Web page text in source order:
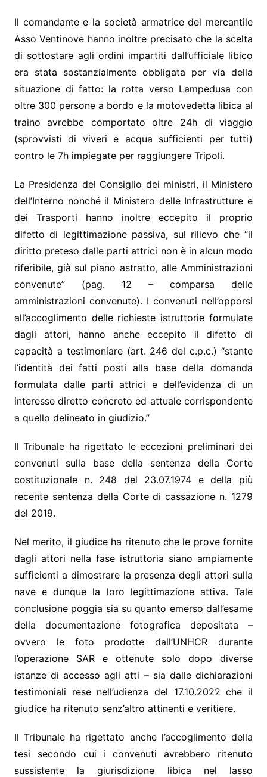
Il comandante e la società armatrice del mercantile
Asso Ventinove hanno inoltre precisato che la scelta
di sottostare agli ordini impartiti dall’ufficiale libico
era stata sostanzialmente obbligata per via della
situazione di fatto: la rotta verso Lampedusa con
oltre 300 persone a bordo e la motovedetta libica al
traino avrebbe comportato oltre 24h di viaggio
(sprovvisti di viveri e acqua sufficienti per tutti)
contro le 7h impiegate per raggiungere Tripoli.
La Presidenza del Consiglio dei ministri, il Ministero
dell’Interno nonché il Ministero delle Infrastrutture e
dei Trasporti hanno inoltre eccepito il proprio
difetto di legittimazione passiva, sul rilievo che “il
diritto preteso dalle parti attrici non è in alcun modo
riferibile, già sul piano astratto, alle Amministrazioni
convenute” (pag. 12 – comparsa delle
amministrazioni convenute). I convenuti nell’opporsi
all’accoglimento delle richieste istruttorie formulate
dagli attori, hanno anche eccepito il difetto di
capacità a testimoniare (art. 246 del c.p.c.) “stante
l’identità dei fatti posti alla base della domanda
formulata dalle parti attrici e dell’evidenza di un
interesse diretto concreto ed attuale corrispondente
a quello delineato in giudizio.”
Il Tribunale ha rigettato le eccezioni preliminari dei
convenuti sulla base della sentenza della Corte
costituzionale n. 248 del 23.07.1974 e della più
recente sentenza della Corte di cassazione n. 1279
del 2019.
Nel merito, il giudice ha ritenuto che le prove fornite
dagli attori nella fase istruttoria siano ampiamente
sufficienti a dimostrare la presenza degli attori sulla
nave e dunque la loro legittimazione attiva. Tale
conclusione poggia sia su quanto emerso dall’esame
della documentazione fotografica depositata –
ovvero le foto prodotte dall’UNHCR durante
l’operazione SAR e ottenute solo dopo diverse
istanze di accesso agli atti – sia dalle dichiarazioni
testimoniali rese nell’udienza del 17.10.2022 che il
giudice ha ritenuto senz’altro attinenti e veritiere.
Il Tribunale ha rigettato anche l’accoglimento della
tesi secondo cui i convenuti avrebbero ritenuto
sussistente la giurisdizione libica nel lasso